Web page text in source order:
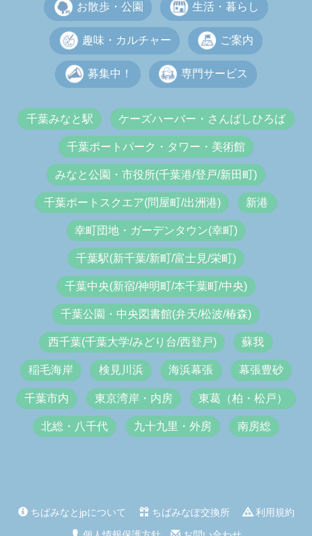
お散歩・公園 生活・暮らし
趣味・カルチャー ご案内
募集中！ 専門サービス
千葉みなと駅 ケーズハーバー・さんばしひろば
千葉ポートパーク・タワー・美術館
みなと公園・市役所(千葉港/登戸/新田町)
千葉ポートスクエア(問屋町/出洲港) 新港
幸町団地・ガーデンタウン(幸町)
千葉駅(新千葉/新町/富士見/栄町)
千葉中央(新宿/神明町/本千葉町/中央)
千葉公園・中央図書館(弁天/松波/椿森)
西千葉(千葉大学/みどり台/西登戸) 蘇我
稲毛海岸 検見川浜 海浜幕張 幕張豊砂
千葉市内 東京湾岸・内房 東葛（柏・松戸）
北総・八千代 九十九里・外房 南房総
ちばみなとjpについて ちばみなぽ交換所
利用規約